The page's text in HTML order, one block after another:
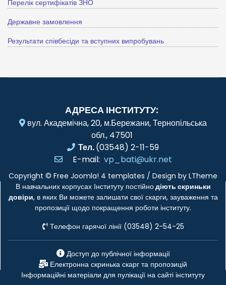
Перелік сертифікатів ЗНО
Державне замовлення
Результати співбесіди та вступних випробувань
АДРЕСА ІНСТИТУТУ:
вул. Академічна, 20, м.Бережани, Тернопільська
обл., 47501
Тел.(03548) 2-11-59
E-mail: vp_bati@ukr.net
Copyright © Free Joomla! 4 templates / Design by LTheme
В навчальних корпусах Інституту постійнодіють скриньки
довіри, в яких Ви можете залишати свої скарги, зауваження та
пропозиції щодо покращення роботи інституту.
Телефон гарячої лінії (03548) 2-54-25
Доступ до публічної інформації
Електронна скринька скарг та пропозицій
Інформаційні матеріали для пулікації на сайті інституту